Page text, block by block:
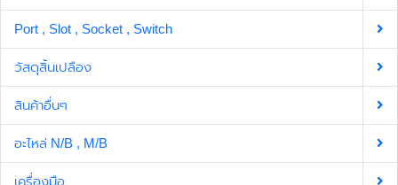
Port , Slot , Socket , Switch
วัสดุสิ้นเปลือง
สินค้าอื่นๆ
อะไหล่ N/B , M/B
เครื่องมือ